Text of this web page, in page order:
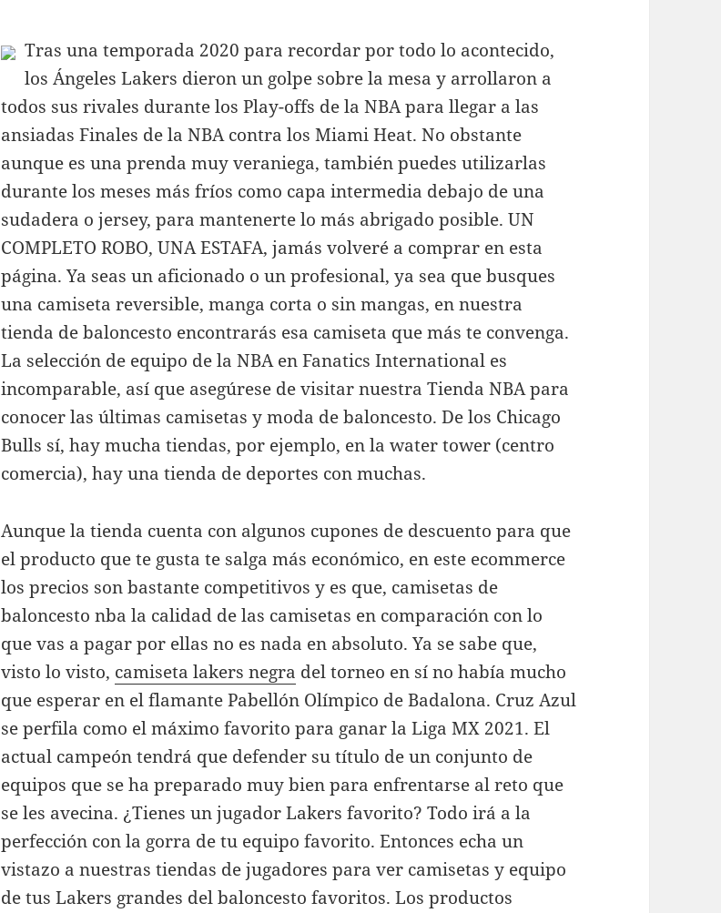
Tras una temporada 2020 para recordar por todo lo acontecido,
los Ángeles Lakers dieron un golpe sobre la mesa y arrollaron a
todos sus rivales durante los Play-offs de la NBA para llegar a las
ansiadas Finales de la NBA contra los Miami Heat. No obstante
aunque es una prenda muy veraniega, también puedes utilizarlas
durante los meses más fríos como capa intermedia debajo de una
sudadera o jersey, para mantenerte lo más abrigado posible. UN
COMPLETO ROBO, UNA ESTAFA, jamás volveré a comprar en esta
página. Ya seas un aficionado o un profesional, ya sea que busques
una camiseta reversible, manga corta o sin mangas, en nuestra
tienda de baloncesto encontrarás esa camiseta que más te convenga.
La selección de equipo de la NBA en Fanatics International es
incomparable, así que asegúrese de visitar nuestra Tienda NBA para
conocer las últimas camisetas y moda de baloncesto. De los Chicago
Bulls sí, hay mucha tiendas, por ejemplo, en la water tower (centro
comercia), hay una tienda de deportes con muchas.
Aunque la tienda cuenta con algunos cupones de descuento para que
el producto que te gusta te salga más económico, en este ecommerce
los precios son bastante competitivos y es que, camisetas de
baloncesto nba la calidad de las camisetas en comparación con lo
que vas a pagar por ellas no es nada en absoluto. Ya se sabe que,
visto lo visto, camiseta lakers negra del torneo en sí no había mucho
que esperar en el flamante Pabellón Olímpico de Badalona. Cruz Azul
se perfila como el máximo favorito para ganar la Liga MX 2021. El
actual campeón tendrá que defender su título de un conjunto de
equipos que se ha preparado muy bien para enfrentarse al reto que
se les avecina. ¿Tienes un jugador Lakers favorito? Todo irá a la
perfección con la gorra de tu equipo favorito. Entonces echa un
vistazo a nuestras tiendas de jugadores para ver camisetas y equipo
de tus Lakers grandes del baloncesto favoritos. Los productos